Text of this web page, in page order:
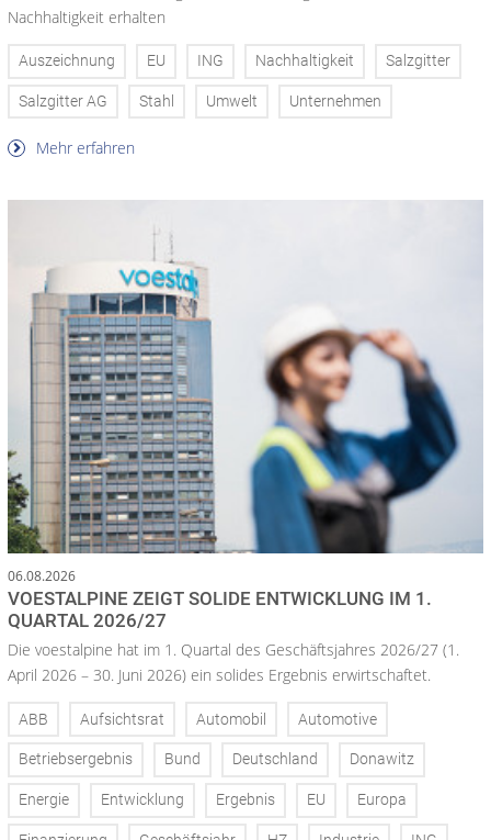
Nachhaltigkeit erhalten
Auszeichnung EU ING Nachhaltigkeit Salzgitter
Salzgitter AG Stahl Umwelt Unternehmen
Mehr erfahren
06.08.2026
VOESTALPINE ZEIGT SOLIDE ENTWICKLUNG IM 1.
QUARTAL 2026/27
Die voestalpine hat im 1. Quartal des Geschäftsjahres 2026/27 (1.
April 2026 – 30. Juni 2026) ein solides Ergebnis erwirtschaftet.
ABB Aufsichtsrat Automobil Automotive
Betriebsergebnis Bund Deutschland Donawitz
Energie Entwicklung Ergebnis EU Europa